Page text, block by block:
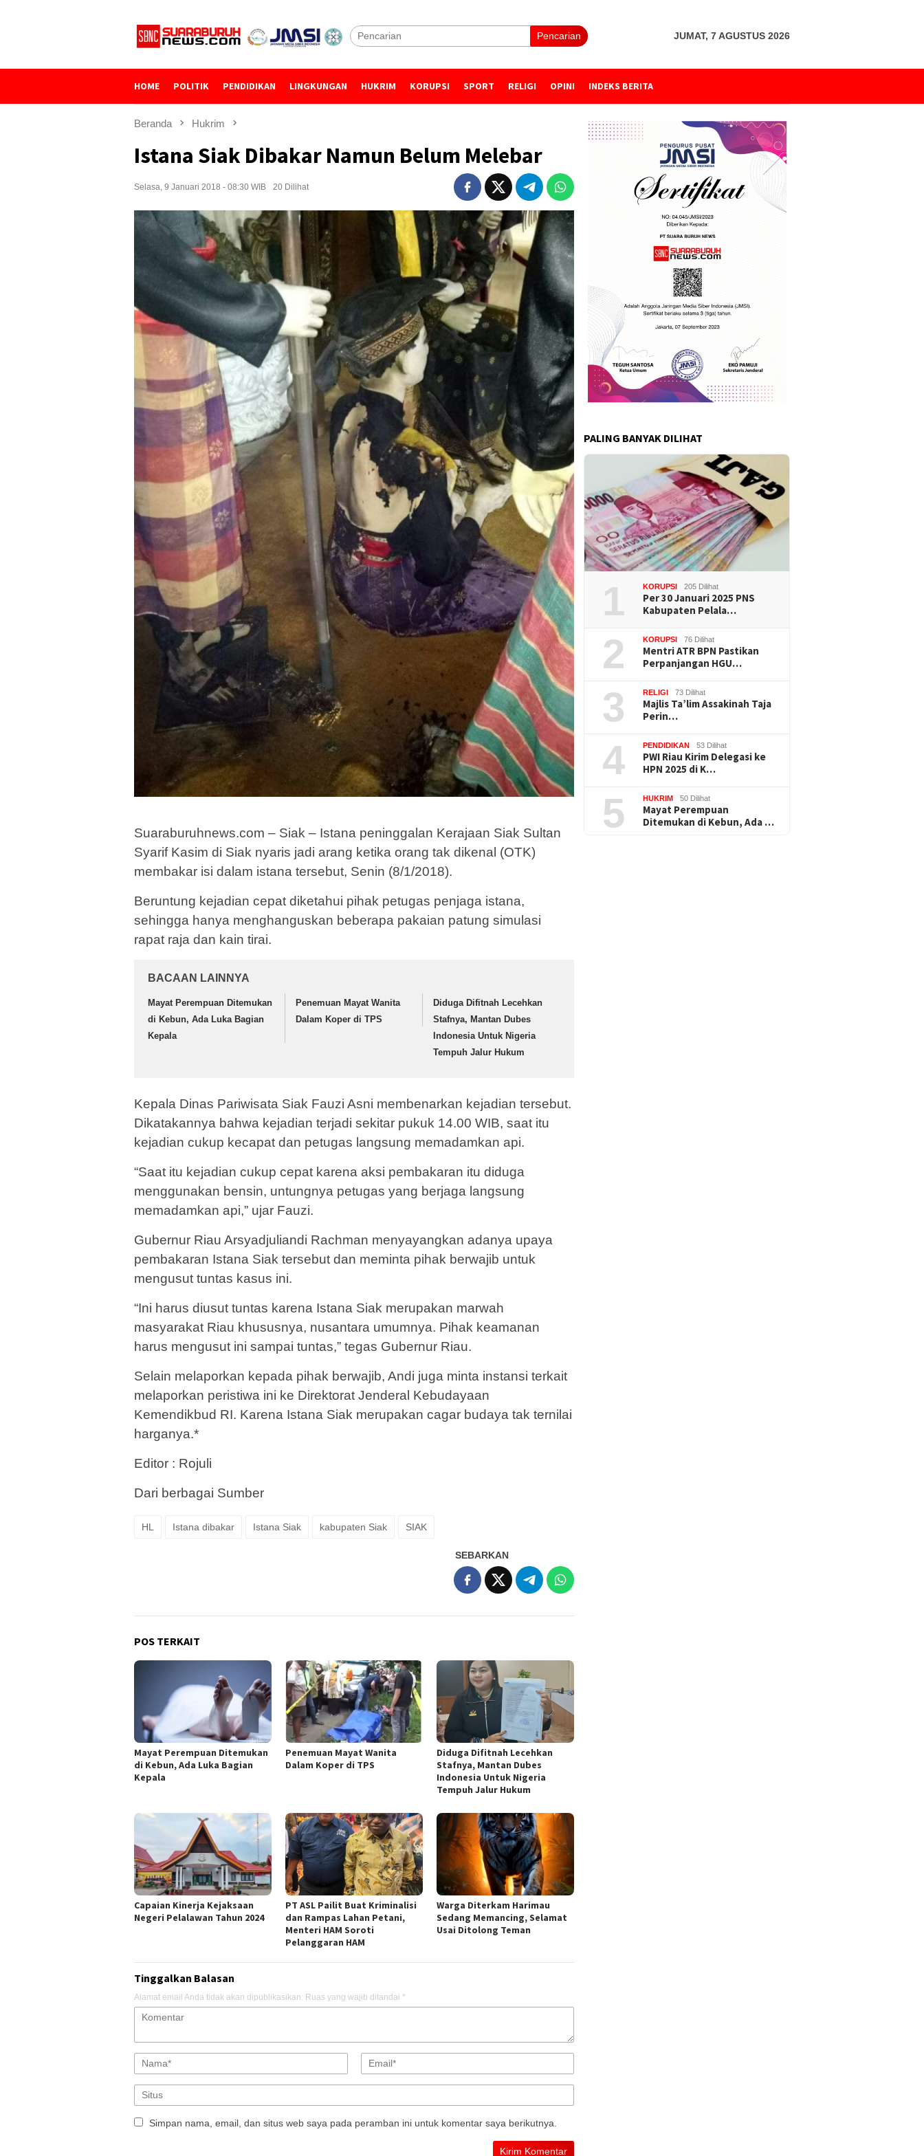
Pencarian JUMAT, 7 AGUSTUS 2026
HOME POLITIK PENDIDIKAN LINGKUNGAN HUKRIM KORUPSI SPORT RELIGI OPINI INDEKS BERITA
Beranda Hukrim
Istana Siak Dibakar Namun Belum Melebar
Selasa, 9 Januari 2018 - 08:30 WIB 20 Dilihat
Suaraburuhnews.com – Siak – Istana peninggalan Kerajaan Siak Sultan
Syarif Kasim di Siak nyaris jadi arang ketika orang tak dikenal (OTK)
membakar isi dalam istana tersebut, Senin (8/1/2018).
Beruntung kejadian cepat diketahui pihak petugas penjaga istana,
sehingga hanya menghanguskan beberapa pakaian patung simulasi
rapat raja dan kain tirai.
BACAAN LAINNYA
Mayat Perempuan Ditemukan
di Kebun, Ada Luka Bagian
Kepala
Penemuan Mayat Wanita
Dalam Koper di TPS
Diduga Difitnah Lecehkan
Stafnya, Mantan Dubes
Indonesia Untuk Nigeria
Tempuh Jalur Hukum
Kepala Dinas Pariwisata Siak Fauzi Asni membenarkan kejadian tersebut.
Dikatakannya bahwa kejadian terjadi sekitar pukuk 14.00 WIB, saat itu
kejadian cukup kecapat dan petugas langsung memadamkan api.
“Saat itu kejadian cukup cepat karena aksi pembakaran itu diduga
menggunakan bensin, untungnya petugas yang berjaga langsung
memadamkan api,” ujar Fauzi.
Gubernur Riau Arsyadjuliandi Rachman menyayangkan adanya upaya
pembakaran Istana Siak tersebut dan meminta pihak berwajib untuk
mengusut tuntas kasus ini.
“Ini harus diusut tuntas karena Istana Siak merupakan marwah
masyarakat Riau khususnya, nusantara umumnya. Pihak keamanan
harus mengusut ini sampai tuntas,” tegas Gubernur Riau.
Selain melaporkan kepada pihak berwajib, Andi juga minta instansi terkait
melaporkan peristiwa ini ke Direktorat Jenderal Kebudayaan
Kemendikbud RI. Karena Istana Siak merupakan cagar budaya tak ternilai
harganya.*
Editor : Rojuli
Dari berbagai Sumber
HL Istana dibakar Istana Siak kabupaten Siak SIAK
SEBARKAN
POS TERKAIT
Mayat Perempuan Ditemukan
di Kebun, Ada Luka Bagian
Kepala
Penemuan Mayat Wanita
Dalam Koper di TPS
Diduga Difitnah Lecehkan
Stafnya, Mantan Dubes
Indonesia Untuk Nigeria
Tempuh Jalur Hukum
Capaian Kinerja Kejaksaan
Negeri Pelalawan Tahun 2024
PT ASL Pailit Buat Kriminalisi
dan Rampas Lahan Petani,
Menteri HAM Soroti
Pelanggaran HAM
Warga Diterkam Harimau
Sedang Memancing, Selamat
Usai Ditolong Teman
Tinggalkan Balasan
Alamat email Anda tidak akan dipublikasikan. Ruas yang wajib ditandai *
Simpan nama, email, dan situs web saya pada peramban ini untuk komentar saya berikutnya.
PALING BANYAK DILIHAT
1 KORUPSI 205 Dilihat
Per 30 Januari 2025 PNS
Kabupaten Pelala…
2 KORUPSI 76 Dilihat
Mentri ATR BPN Pastikan
Perpanjangan HGU…
3 RELIGI 73 Dilihat
Majlis Ta’lim Assakinah Taja
Perin…
4 PENDIDIKAN 53 Dilihat
PWI Riau Kirim Delegasi ke
HPN 2025 di K…
5 HUKRIM 50 Dilihat
Mayat Perempuan
Ditemukan di Kebun, Ada …